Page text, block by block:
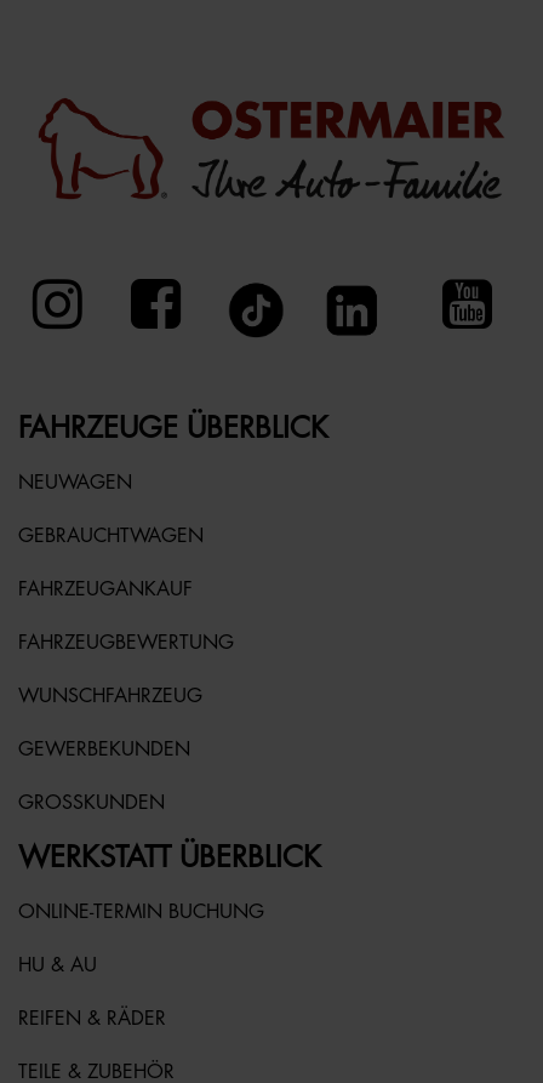
FAHRZEUGE ÜBERBLICK
NEUWAGEN
GEBRAUCHTWAGEN
FAHRZEUGANKAUF
FAHRZEUGBEWERTUNG
WUNSCHFAHRZEUG
GEWERBEKUNDEN
GROSSKUNDEN
WERKSTATT ÜBERBLICK
ONLINE-TERMIN BUCHUNG
HU & AU
REIFEN & RÄDER
TEILE & ZUBEHÖR